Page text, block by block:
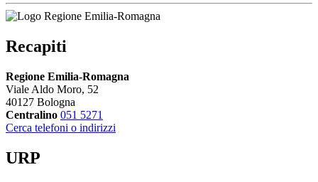
Recapiti
Regione Emilia-Romagna
Viale Aldo Moro, 52
40127 Bologna
Centralino 051 5271
Cerca telefoni o indirizzi
URP